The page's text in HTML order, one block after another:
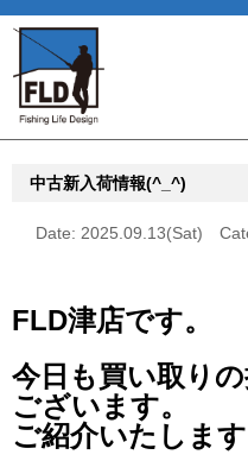
中古新入荷情報(^_^)
Date: 2025.09.13(Sat)
FLD津店です。
今日も買い取り
ございます。
ご紹介いたします